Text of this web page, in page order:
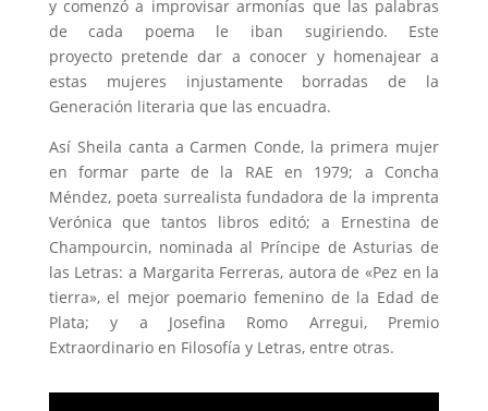
y comenzó a improvisar armonías que las palabras
de cada poema le iban sugiriendo. Este
proyecto pretende dar a conocer y homenajear a
estas mujeres injustamente borradas de la
Generación literaria que las encuadra.
Así Sheila canta a Carmen Conde, la primera mujer
en formar parte de la RAE en 1979; a Concha
Méndez, poeta surrealista fundadora de la imprenta
Verónica que tantos libros editó; a Ernestina de
Champourcin, nominada al Príncipe de Asturias de
las Letras: a Margarita Ferreras, autora de «Pez en la
tierra», el mejor poemario femenino de la Edad de
Plata; y a Josefina Romo Arregui, Premio
Extraordinario en Filosofía y Letras, entre otras.